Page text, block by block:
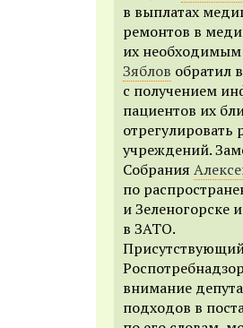
в выплатах
ремонтов в
их
Зяблов обратил
с получением
пациентов их
учреждений.
Собрания
по
и Зеленогорске
в ЗАТО.
внимание
подходов в